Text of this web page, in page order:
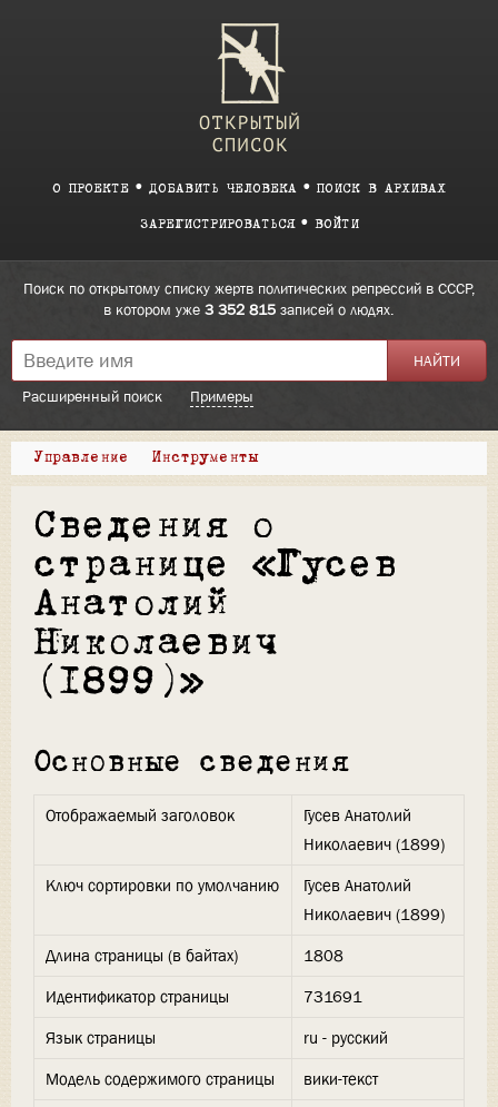
О ПРОЕКТЕ ДОБАВИТЬ ЧЕЛОВЕКА ПОИСК В АРХИВАХ
ЗАРЕГИСТРИРОВАТЬСЯ ВОЙТИ
Поиск по открытому списку жертв политических репрессий в СССР,
в котором уже 3 352 815 записей о людях.
Расширенный поиск Примеры
Управление Инструменты
Сведения о
странице «Гусев
Анатолий
Николаевич
(1899)»
Основные сведения
Отображаемый заголовок
Гусев Анатолий
Николаевич (1899)
Ключ сортировки по умолчанию
Гусев Анатолий
Николаевич (1899)
Длина страницы (в байтах)
1808
Идентификатор страницы
731691
Язык страницы
ru - русский
Модель содержимого страницы
вики-текст